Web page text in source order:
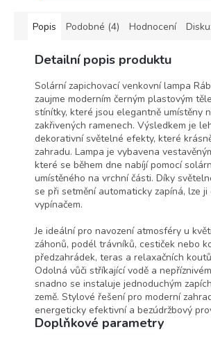
Popis Podobné (4) Hodnocení
Detailní popis produktu
Solární zapichovací venkovní lampa
zaujme moderním černým plastovým
stínítky, které jsou elegantně umístěny
zakřivených ramenech. Výsledkem je
dekorativní světelné efekty, které
zahradu. Lampa je vybavena
které se během dne nabíjí pomocí
umístěného na vrchní části. Díky
se při setmění automaticky zapíná, lze
vypínačem.
Je ideální pro navození atmosféry u
záhonů, podél trávníků, cestiček nebo
předzahrádek, teras a relaxačních
Odolná vůči stříkající vodě a
snadno se instaluje jednoduchým
země. Stylové řešení pro moderní
energeticky efektivní a bezúdržbový
Doplňkové parametry